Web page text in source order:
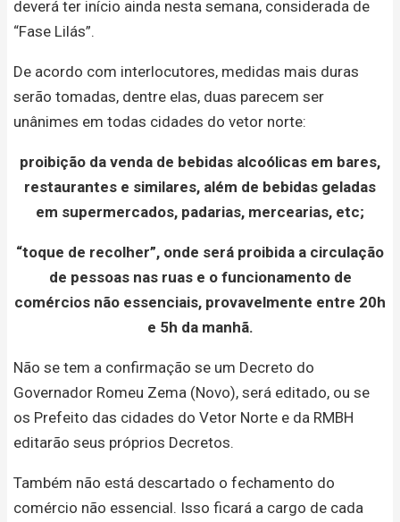
deverá ter início ainda nesta semana, considerada de
“Fase Lilás”.
De acordo com interlocutores, medidas mais duras
serão tomadas, dentre elas, duas parecem ser
unânimes em todas cidades do vetor norte:
proibição da venda de bebidas alcoólicas em bares,
restaurantes e similares, além de bebidas geladas
em supermercados, padarias, mercearias, etc;
“toque de recolher”, onde será proibida a circulação
de pessoas nas ruas e o funcionamento de
comércios não essenciais, provavelmente entre 20h
e 5h da manhã.
Não se tem a confirmação se um Decreto do
Governador Romeu Zema (Novo), será editado, ou se
os Prefeito das cidades do Vetor Norte e da RMBH
editarão seus próprios Decretos.
Também não está descartado o fechamento do
comércio não essencial. Isso ficará a cargo de cada